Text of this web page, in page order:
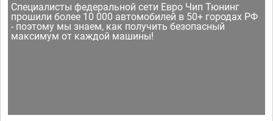
Специалисты федеральной сети Евро Чип Тюнинг
прошили более 10 000 автомобилей в 50+ городах РФ
- поэтому мы знаем, как получить безопасный
максимум от каждой машины!